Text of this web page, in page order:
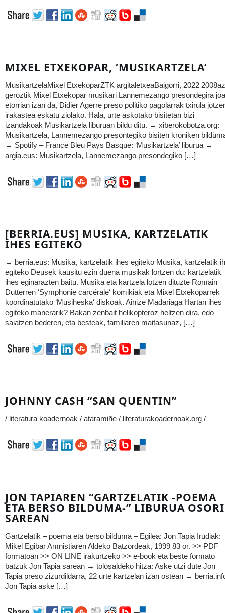
MIXEL ETXEKOPAR, ‘MUSIKARTZELA’
MusikartzelaMixel EtxekoparZTK argitaletxeaBaigorri, 2022 2008az
geroztik Mixel Etxekopar musikari Lannemezango presondegira
etorrian izan da, Didier Agerre preso politiko pagolarrak txirula
irakastea eskatu ziolako. Hala, urte askotako bisitetan bizi
izandakoak Musikartzela liburuan bildu ditu. → xiberokobotza.org:
Musikartzela, Lannemezango presontegiko bisiten kroniken
→ Spotify – France Bleu Pays Basque: ‘Musikartzela’ liburua →
argia.eus: Musikartzela, Lannemezango presondegiko […]
[BERRIA.EUS] MUSIKA, KARTZELATIK
IHES EGITEKO
→ berria.eus: Musika, kartzelatik ihes egiteko Musika, kartzelatik
egiteko Deusek kausitu ezin duena musikak lortzen du: kartzelatik
ihes eginarazten baitu. Musika eta kartzela lotzen dituzte Romain
Dutterren ‘Symphonie carcérale‘ komikiak eta Mixel Etxekoparrek
koordinatutako ‘Musiheska‘ diskoak. Ainize Madariaga Hartan ihes
egiteko manerarik? Bakan zenbait helikopteroz heltzen dira, edo
saiatzen bederen, eta besteak, familiaren maitasunaz, […]
JOHNNY CASH “SAN QUENTIN”
/ literatura koadernoak / ataramiñe / literaturakoadernoak.org /
JON TAPIAREN “GARTZELATIK -POEMA
ETA BERSO BILDUMA-” LIBURUA
SAREAN
Gartzelatik – poema eta berso bilduma – Egilea: Jon Tapia Irudiak:
Mikel Egibar Amnistiaren Aldeko Batzordeak, 1999 83 or. >> PDF
formatoan >> ON LINE irakurtzeko >> e-book eta beste formato
batzuk Jon Tapia sarean → tolosaldeko hitza: Aske utzi dute Jon
Tapia preso zizurdildarra, 22 urte kartzelan izan ostean →
Jon Tapia aske […]